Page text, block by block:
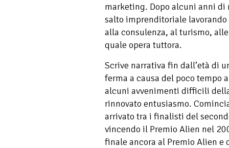
marketing. Dopo alcuni anni
salto imprenditoriale
alla consulenza, al turismo,
quale opera tuttora.
Scrive narrativa fin dall’età di
ferma a causa del poco tempo
alcuni avvenimenti difficili
rinnovato entusiasmo.
arrivato tra i finalisti del
vincendo il Premio Alien nel
finale ancora al Premio Alien e